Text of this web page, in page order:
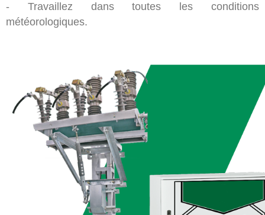
- Travaillez dans toutes les conditions
météorologiques.